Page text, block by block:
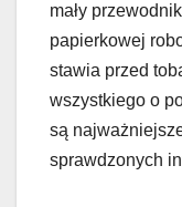
mały
papierkowej
stawia przed
wszystkiego o
są
sprawdzonych